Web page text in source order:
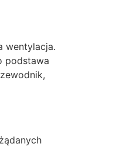
wentylacja.
podstawa